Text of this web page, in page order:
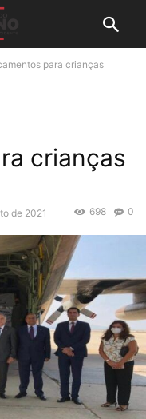
para crianças
crianças
de 2021 0
698